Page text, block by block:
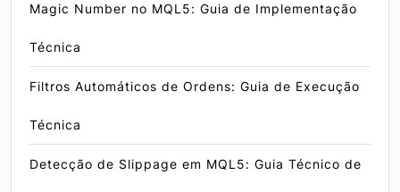
Magic Number no MQL5: Guia de Implementação
Técnica
Filtros Automáticos de Ordens: Guia de Execução
Técnica
Detecção de Slippage em MQL5: Guia Técnico de